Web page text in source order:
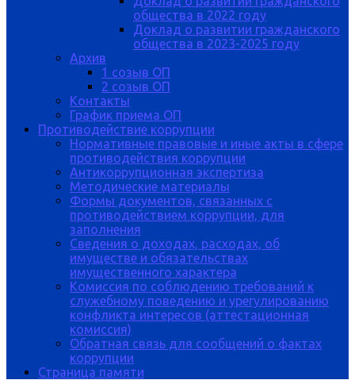
общества в 2022 году
Доклад о развитии гражданского
общества в 2023-2025 году
Архив
1 созыв ОП
2 созыв ОП
Контакты
График приема ОП
Противодействие коррупции
Нормативные правовые и иные акты в сфере
противодействия коррупции
Антикоррупционная экспертиза
Методические материалы
Формы документов, связанных с
противодействием коррупции, для
заполнения
Сведения о доходах, расходах, об
имуществе и обязательствах
имущественного характера
Комиссия по соблюдению требований к
служебному поведению и урегулированию
конфликта интересов (аттестационная
комиссия)
Обратная связь для сообщений о фактах
коррупции
Страница памяти